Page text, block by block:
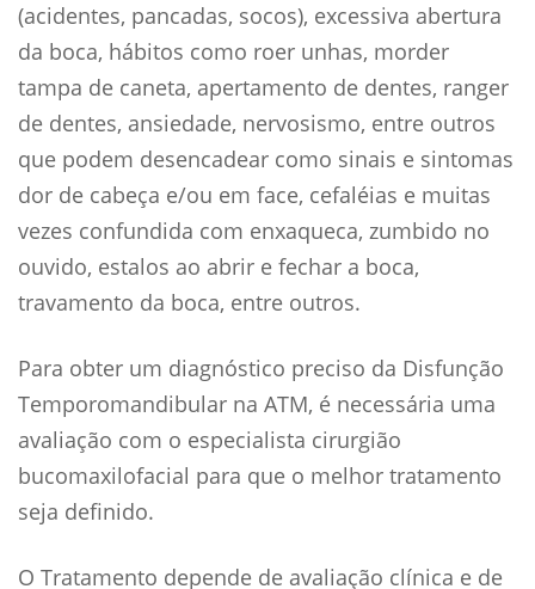
(acidentes, pancadas, socos), excessiva abertura
da boca, hábitos como roer unhas, morder
tampa de caneta, apertamento de dentes, ranger
de dentes, ansiedade, nervosismo, entre outros
que podem desencadear como sinais e sintomas
dor de cabeça e/ou em face, cefaléias e muitas
vezes confundida com enxaqueca, zumbido no
ouvido, estalos ao abrir e fechar a boca,
travamento da boca, entre outros.
Para obter um diagnóstico preciso da Disfunção
Temporomandibular na ATM, é necessária uma
avaliação com o especialista cirurgião
bucomaxilofacial para que o melhor tratamento
seja definido.
O Tratamento depende de avaliação clínica e de